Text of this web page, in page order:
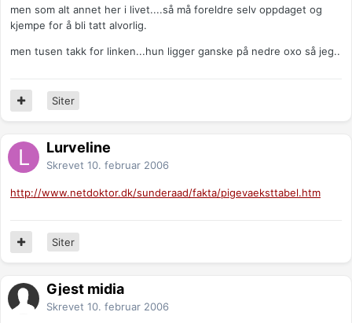
men som alt annet her i livet....så må foreldre selv oppdaget og
kjempe for å bli tatt alvorlig.
men tusen takk for linken...hun ligger ganske på nedre oxo så jeg..
Siter
Lurveline
Skrevet 10. februar 2006
http://www.netdoktor.dk/sunderaad/fakta/pigevaeksttabel.htm
Siter
Gjest midia
Skrevet 10. februar 2006